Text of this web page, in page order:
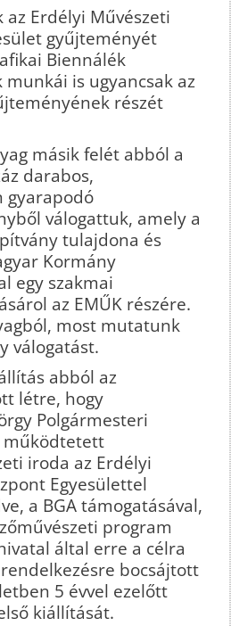
az Erdélyi Művészeti
gyűjteményét
Biennálék
is ugyancsak az
részét
másik felét abból a
darabos,
gyarapodó
válogattuk, amely a
tulajdona és
Kormány
egy szakmai
az EMŰK részére.
most mutatunk
válogatást.
abból az
létre, hogy
Polgármesteri
működtetett
iroda az Erdélyi
Egyesülettel
a BGA támogatásával,
program
által erre a célra
bocsájtott
5 évvel ezelőtt
kiállítását.